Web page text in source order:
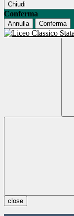
Chiudi
Conferma
Annulla Conferma
close